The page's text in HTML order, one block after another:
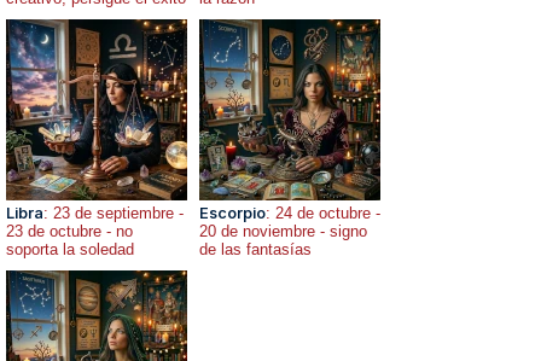
Libra: 23 de septiembre -
23 de octubre - no
soporta la soledad
Escorpio: 24 de octubre -
20 de noviembre - signo
de las fantasías